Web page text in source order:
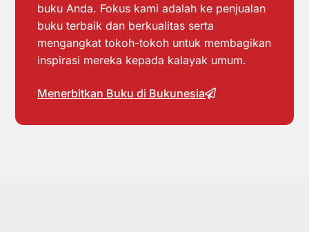
buku Anda. Fokus kami adalah ke penjualan
buku terbaik dan berkualitas serta
mengangkat tokoh-tokoh untuk membagikan
inspirasi mereka kepada kalayak umum.
Menerbitkan Buku di Bukunesia